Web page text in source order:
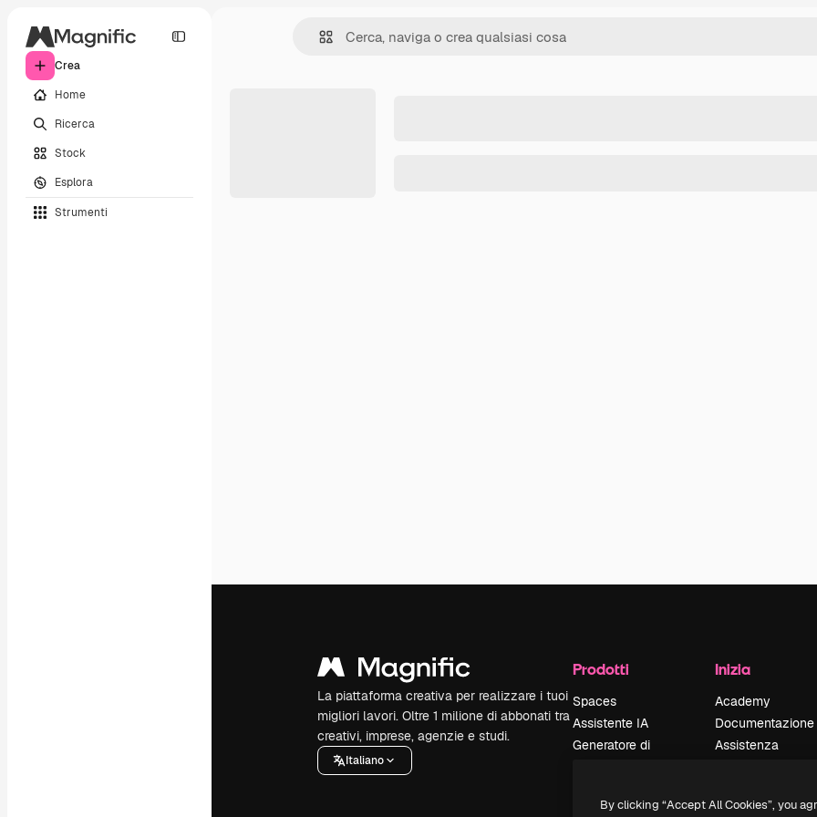
Crea
Home
Ricerca
Stock
Esplora
Strumenti
La piattaforma creativa per realizzare i tuoi
migliori lavori. Oltre 1 milione di abbonati tra
creativi, imprese, agenzie e studi.
Italiano
Prodotti
Spaces
Assistente IA
Generatore di
Inizia
Academy
Documentazione
Assistenza
Politica sulla
By clicking “Accept All Cookies”, you